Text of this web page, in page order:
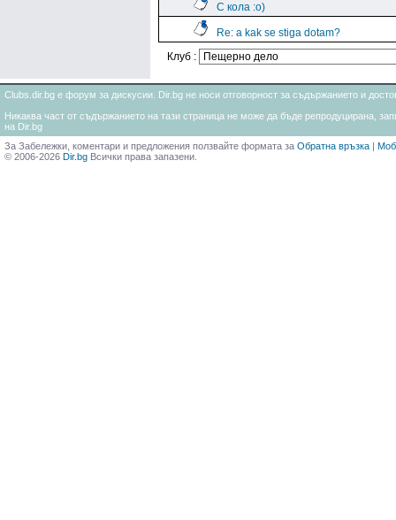
С кола :о)
Re: a kak se stiga dotam?
Клуб :
Clubs.dir.bg е форум за дискусии. Dir.bg не носи отговорност за съдържанието и
Никаква част от съдържанието на тази страница не може да бъде репродуцирана,
на Dir.bg
За Забележки, коментари и предложения ползвайте формата за Обратна връзка |
© 2006-2026 Dir.bg Всички права запазени.